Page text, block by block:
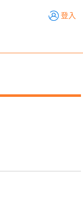
登入
具 活動專區